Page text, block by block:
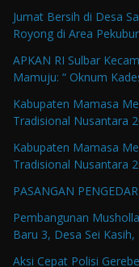
Jumat Bersih di Desa
Royong di Area
APKAN RI Sulbar
Mamuju: “ Oknum
Kabupaten Mamasa
Tradisional Nusantara
Kabupaten Mamasa
Tradisional Nusantara
PASANGAN
Pembangunan
Baru 3, Desa Sei
Aksi Cepat Polisi